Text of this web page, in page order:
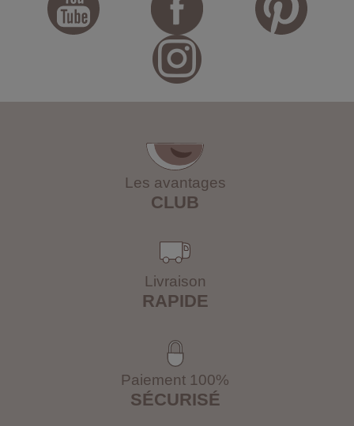
Les avantages
CLUB
Livraison
RAPIDE
Paiement 100%
SÉCURISÉ